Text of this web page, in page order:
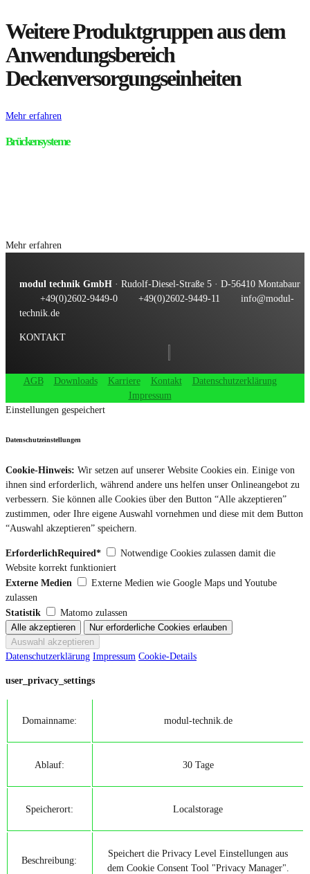
Weitere Produktgruppen aus dem
Anwendungsbereich
Deckenversorgungseinheiten
Mehr erfahren
Brückensysteme
Mehr erfahren
modul technik GmbH · Rudolf-Diesel-Straße 5 · D-56410 Montabaur
+49(0)2602-9449-0
+49(0)2602-9449-11
info@modul-
technik.de
KONTAKT
AGB Downloads Karriere Kontakt
Datenschutzerklärung
Impressum
Einstellungen gespeichert
Datenschutzeinstellungen
Cookie-Hinweis: Wir setzen auf unserer Website Cookies ein. Einige von
ihnen sind erforderlich, während andere uns helfen unser Onlineangebot zu
verbessern. Sie können alle Cookies über den Button “Alle akzeptieren”
zustimmen, oder Ihre eigene Auswahl vornehmen und diese mit dem Button
“Auswahl akzeptieren” speichern.
ErforderlichRequired*
Notwendige Cookies zulassen damit die
Website korrekt funktioniert
Externe Medien
Externe Medien wie Google Maps und Youtube
zulassen
Statistik
Matomo zulassen
Datenschutzerklärung Impressum Cookie-Details
user_privacy_settings
Domainname: modul-technik.de
Ablauf: 30 Tage
Speicherort: Localstorage
Beschreibung:
Speichert die Privacy Level Einstellungen aus
dem Cookie Consent Tool "Privacy Manager".